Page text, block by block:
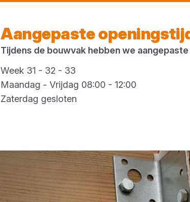
Aangepaste
Tijdens de bouwvak hebben we
Week 31 - 32 - 33
Maandag - Vrijdag 08:00 - 12:00
Zaterdag gesloten